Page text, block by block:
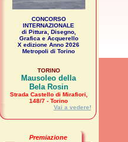
CONCORSO
INTERNAZIONALE
di Pittura, Disegno,
Grafica e Acquerello
X edizione Anno 2026
Metropoli di Torino
TORINO
Mausoleo della
Bela Rosin
Strada Castello di Mirafiori,
148/7 - Torino
Vai a vedere!
Premiazione